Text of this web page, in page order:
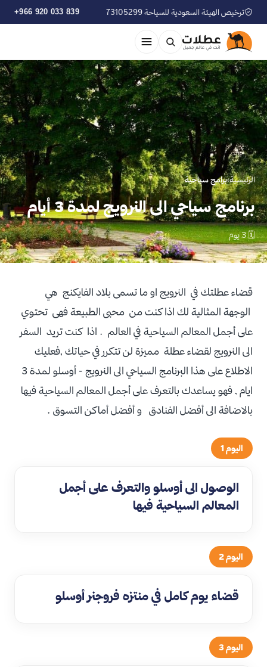
ترخيص الهيئة السعودية للسياحة 73105299 +966 920 033 839
الرئيسية›برامج سياحية
برنامج سياحي الى النرويج لمدة 3 أيام
🗓 3 يوم
قضاء عطلتك في النرويج او ما تسمى بلاد الفايكنج هي
الوجهة المثالية لك اذا كنت من محبى الطبيعة فهى تحتوي
على أجمل المعالم السياحية في العالم . اذا كنت تريد السفر
الى النرويج لقضاء عطلة مميزة لن تتكرر في حياتك ,فعليك
الاطلاع على هذا البرنامج السياحي الى النرويج - أوسلو لمدة 3
ايام , فهو يساعدك بالتعرف على أجمل المعالم السياحية فيها
بالاضافة الى أفضل الفنادق و أفضل أماكن التسوق .
اليوم 1
الوصول الى أوسلو والتعرف على أجمل
المعالم السياحية فيها
اليوم 2
قضاء يوم كامل في منتزه فروجنر أوسلو
اليوم 3